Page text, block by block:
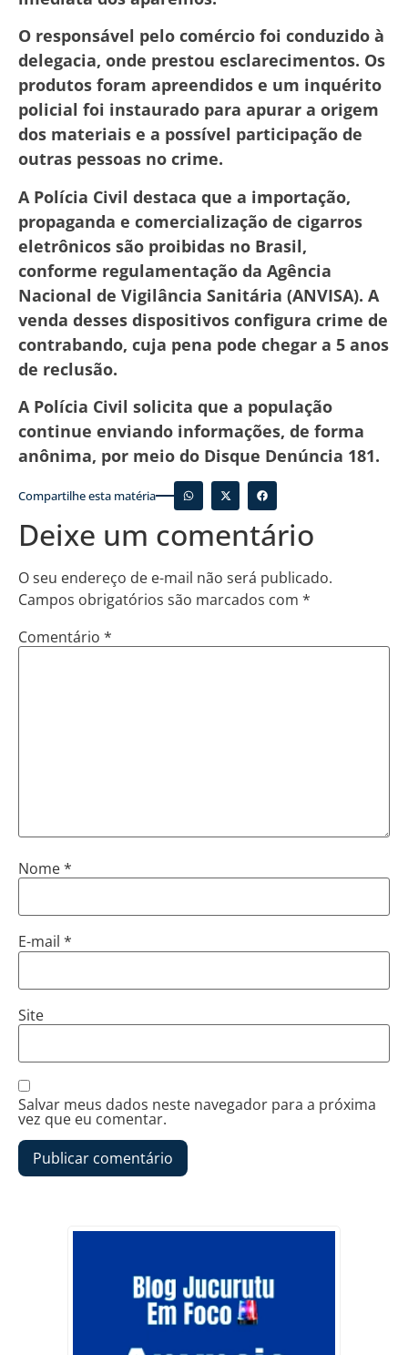
O responsável pelo comércio foi conduzido à
delegacia, onde prestou esclarecimentos. Os
produtos foram apreendidos e um inquérito
policial foi instaurado para apurar a origem
dos materiais e a possível participação de
outras pessoas no crime.
A Polícia Civil destaca que a importação,
propaganda e comercialização de cigarros
eletrônicos são proibidas no Brasil,
conforme regulamentação da Agência
Nacional de Vigilância Sanitária (ANVISA). A
venda desses dispositivos configura crime de
contrabando, cuja pena pode chegar a 5 anos
de reclusão.
A Polícia Civil solicita que a população
continue enviando informações, de forma
anônima, por meio do Disque Denúncia 181.
Compartilhe esta matéria
Deixe um comentário
O seu endereço de e-mail não será publicado.
Campos obrigatórios são marcados com *
Comentário *
Nome*
E-mail *
Site
Salvar meus dados neste navegador para a próxima
vez que eu comentar.